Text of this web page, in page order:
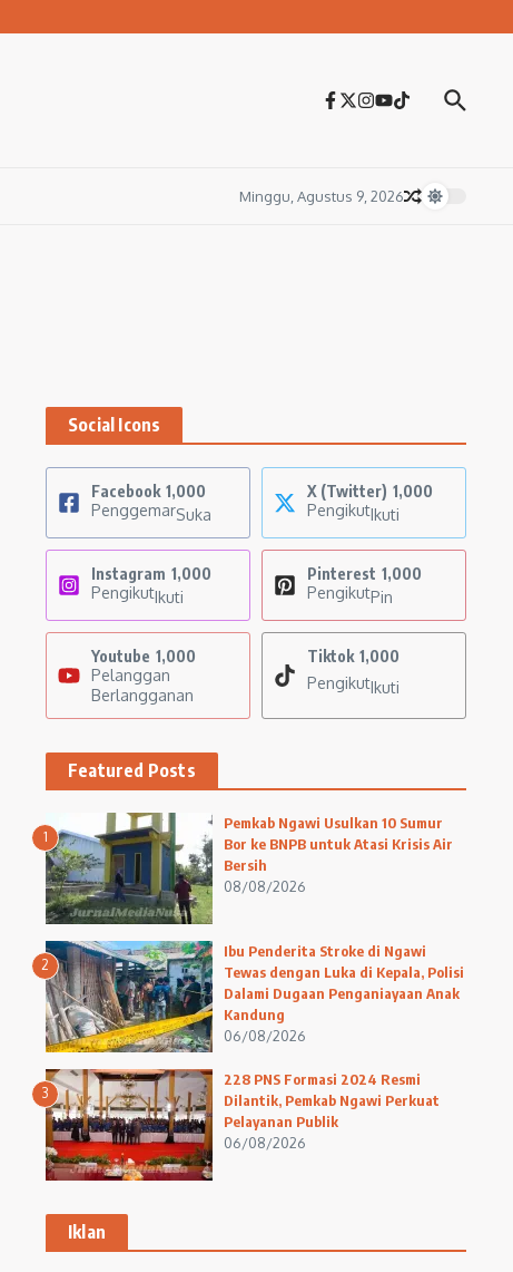
Minggu, Agustus 9, 2026
Social Icons
Facebook 1,000
PenggemarSuka
X (Twitter) 1,000
PengikutIkuti
Instagram 1,000
PengikutIkuti
Pinterest 1,000
PengikutPin
Youtube 1,000
Pelanggan
Berlangganan
Tiktok 1,000
PengikutIkuti
Featured Posts
1
Pemkab Ngawi Usulkan 10 Sumur
Bor ke BNPB untuk Atasi Krisis Air
Bersih
08/08/2026
2
Ibu Penderita Stroke di Ngawi
Tewas dengan Luka di Kepala, Polisi
Dalami Dugaan Penganiayaan Anak
Kandung
06/08/2026
3
228 PNS Formasi 2024 Resmi
Dilantik, Pemkab Ngawi Perkuat
Pelayanan Publik
06/08/2026
Iklan